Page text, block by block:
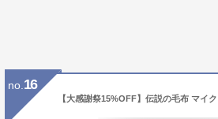
no. 16